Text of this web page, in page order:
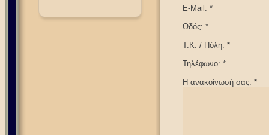
E-Mail: *
Οδός: *
Τ.Κ. / Πόλη: *
Τηλέφωνο: *
Η ανακοίνωσή σας: *